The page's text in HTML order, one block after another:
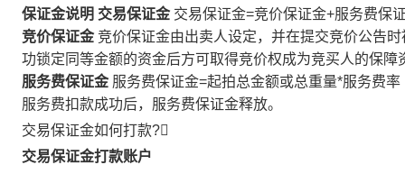
保证金说明 交易保证金 交易保证金=竞价保证金+服务费保
竞价保证金 竞价保证金由出卖人设定，并在提交竞价公告
功锁定同等金额的资金后方可取得竞价权成为竞买人的保障
服务费保证金 服务费保证金=起拍总金额或总重量*服务费率
服务费扣款成功后，服务费保证金释放。
交易保证金如何打款?
交易保证金打款账户